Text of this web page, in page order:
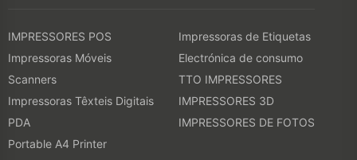
IMPRESSORES POS
Impressoras de Etiquetas
Impressoras Móveis
Electrónica de consumo
Scanners
TTO IMPRESSORES
Impressoras Têxteis Digitais
IMPRESSORES 3D
PDA
IMPRESSORES DE FOTOS
Portable A4 Printer